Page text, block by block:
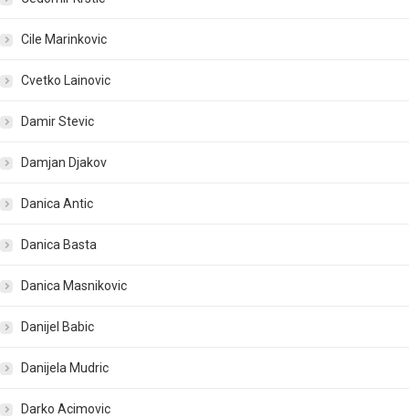
Cile Marinkovic
Cvetko Lainovic
Damir Stevic
Damjan Djakov
Danica Antic
Danica Basta
Danica Masnikovic
Danijel Babic
Danijela Mudric
Darko Acimovic